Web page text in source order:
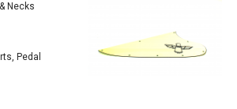
Necks
Pedal